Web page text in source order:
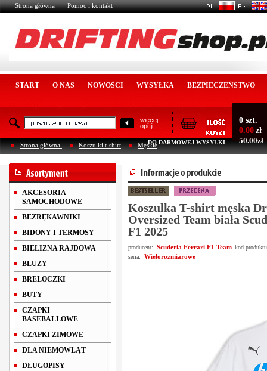
Strona główna Pomoc i kontakt
START O NAS NOWOŚCI WYSYŁKA BEZPIECZEŃSTWO
więcej
opcji
0 szt.
0.00 zł
DO DARMOWEJ WYSYŁKI 50.00zł
Strona główna Koszulki t-shirt Męskie
AKCESORIA
SAMOCHODOWE
BEZRĘKAWNIKI
BIDONY I TERMOSY
BIELIZNA RAJDOWA
BLUZY
BRELOCZKI
BUTY
CZAPKI
BASEBALLOWE
CZAPKI ZIMOWE
DLA NIEMOWLĄT
DŁUGOPISY
Koszulka T-shirt męska
Oversized Team biała
F1 2025
producent: Scuderia Ferrari F1 Team kod
seria:
Wielorozmiarowe